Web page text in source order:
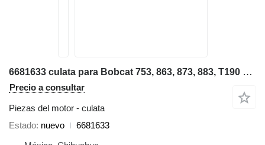
6681633 culata para Bobcat 753, 863, 873, 883, T190 minicargadora
Precio a consultar
Piezas del motor - culata
Estado nuevo
6681633